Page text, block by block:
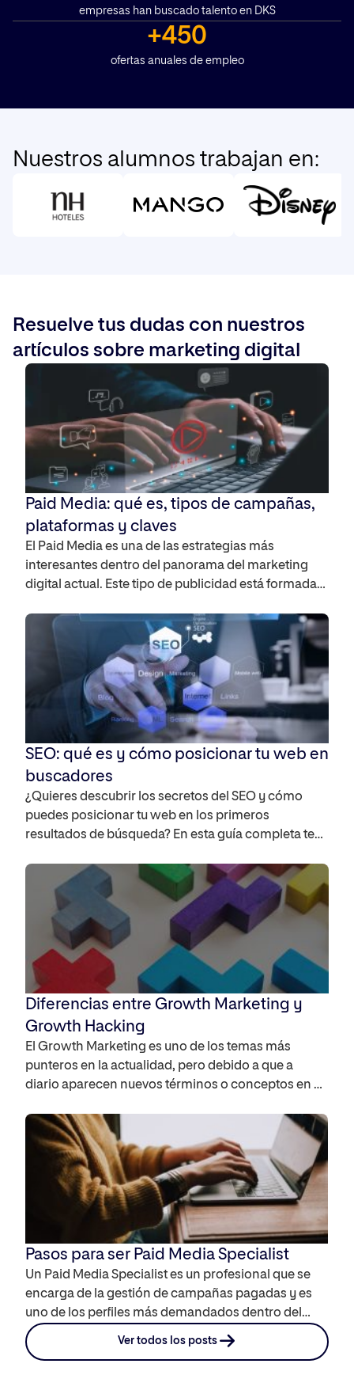
empresas han buscado talento en DKS
+450
ofertas anuales de empleo
Nuestros alumnos trabajan en:
Resuelve tus dudas con nuestros
artículos sobre marketing digital
Paid Media: qué es, tipos de campañas,
plataformas y claves
El Paid Media es una de las estrategias más
interesantes dentro del panorama del marketing
digital actual. Este tipo de publicidad está formada
sociales, que te permitirán llegar a tu audiencia de
manera más rápida y efectiva. Te contamos qué es
el Paid Media, cómo puedes […]
SEO: qué es y cómo posicionar tu web en
buscadores
¿Quieres descubrir los secretos del SEO y cómo
puedes posicionar tu web en los primeros
resultados de búsqueda? En esta guía completa te
tu estrategia digital y cómo puedes utilizarlo para
aumentar la visibilidad de tu sitio web. Por otro lado,
te contamos cuáles son las […]
Diferencias entre Growth Marketing y
Growth Hacking
El Growth Marketing es uno de los temas más
punteros en la actualidad, pero debido a que a
diario aparecen nuevos términos o conceptos en el
confusiones con el Growth Hacking. Te contamos
en qué se diferencian para que puedas tener este
concepto claro. ¿Qué es […]
Pasos para ser Paid Media Specialist
Un Paid Media Specialist es un profesional que se
encarga de la gestión de campañas pagadas y es
uno de los perfiles más demandados dentro del
ámbito del marketing digital. Te contamos cuáles
son los pasos para convertirte en uno, las
Ver todos los posts